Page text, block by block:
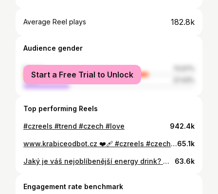
Average Reel plays 182.8k
Audience gender
female
male
Start a Free Trial to Unlock
Top performing Reels
#czreels #trend #czech #love 942.4k
www.krabiceodbot.cz ❤️‍🩹 #czreels #czech #trend #viral #makeup #krabiceodbot65.1k
Jaký je váš nejoblíbenější energy drink? 💙 #redbull #haul #czreels #czech #trend #viral #makeup 63.6k
Engagement rate benchmark